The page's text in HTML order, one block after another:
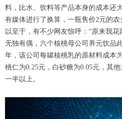
料，比水、饮料等产品本身的成本还大
有媒体进行了换算，一瓶售价2元的农
以至于，有不少网友惊呼：“原来我
无独有偶，六个核桃母公司养元饮品
年，该公司每罐核桃乳的原材料成本
桃仁为0.25元，白砂糖为0.05元，其
一半以上。